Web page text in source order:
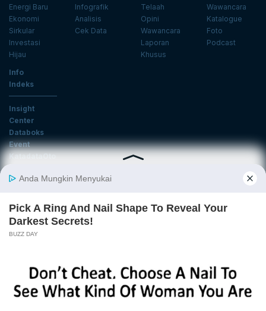
Energi Baru
Ekonomi
Sirkular
Investasi
Hijau
Infografik
Analisis
Cek Data
Telaah
Opini
Wawancara
Laporan
Khusus
Wawancara
Katalogue
Foto
Podcast
Info
Indeks
Insight
Center
Databoks
Event
KatadataOto
Email
Daftar
Tentang Katadata Advertising Karier
Pedoman Media Siber
Kebijakan Privasi
Disclaimer Hubungi Kami